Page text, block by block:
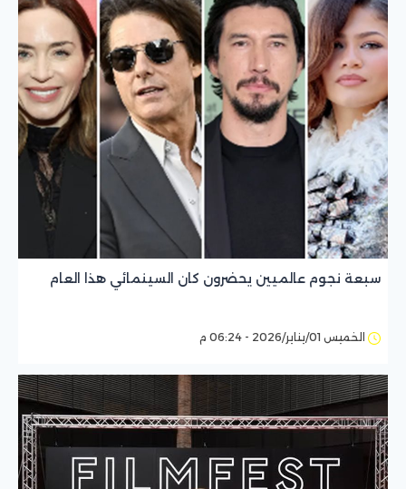
سبعة نجوم عالميين يحضرون كان السينمائي هذا العام
الخميس 01/يناير/2026 - 06:24 م